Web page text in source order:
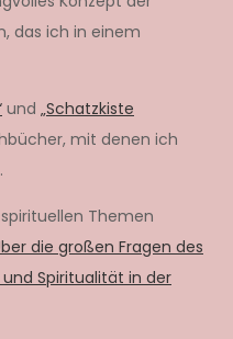
das ich in einem
und „Schatzkiste
mit denen ich
Themen
die großen Fragen des
Spiritualität in der